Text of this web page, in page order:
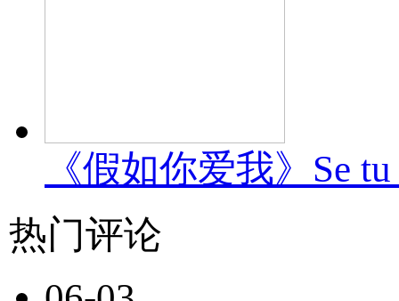
《假如你爱我》Se
热门评论